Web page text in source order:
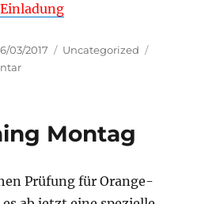
03/2017 Kategorien
Uncategorized
zu
2017 Montag
Prüfung für Orange-